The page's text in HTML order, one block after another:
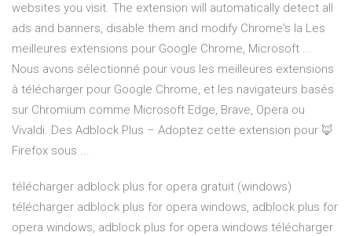
websites you visit. The extension will automatically detect all
ads and banners, disable them and modify Chrome's la Les
meilleures extensions pour Google Chrome, Microsoft ...
Nous avons sélectionné pour vous les meilleures extensions
à télécharger pour Google Chrome, et les navigateurs basés
sur Chromium comme Microsoft Edge, Brave, Opera ou
Vivaldi. Des Adblock Plus – Adoptez cette extension pour 🦊
Firefox sous ...
télécharger adblock plus for opera gratuit (windows)
télécharger adblock plus for opera windows, adblock plus for
opera windows, adblock plus for opera windows télécharger